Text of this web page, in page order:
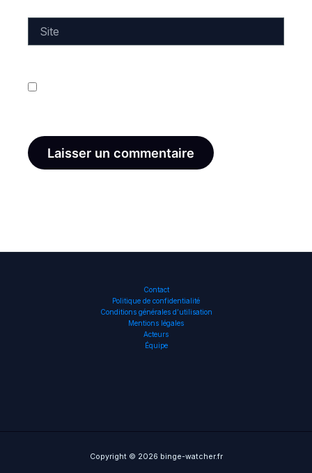
Contact
Politique de confidentialité
Conditions générales d’utilisation
Mentions légales
Acteurs
Équipe
Copyright © 2026 binge-watcher.fr